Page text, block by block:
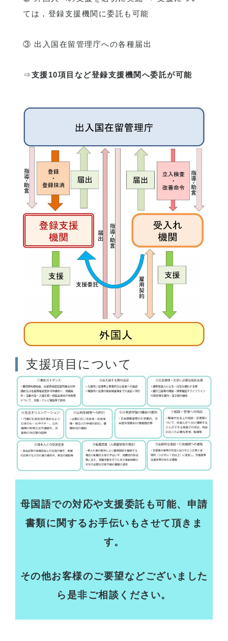
ては，登録支援機関に委託も可能
③ 出入国在留管理庁への各種届出
⇒支援10項目など登録支援機関へ委託が可能
支援項目について
母国語での対応や支援委託も可能、申請
書類に関するお手伝いもさせて頂きま
す。
その他お客様のご要望などございました
ら是非ご相談ください。